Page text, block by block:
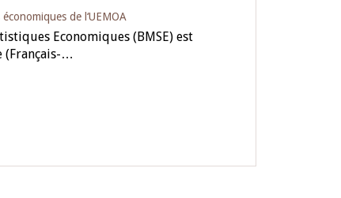
de l‘UEMOA
Economiques (BMSE) est
(Français-…